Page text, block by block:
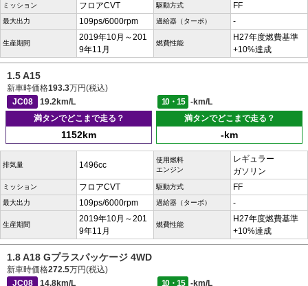
ミッション フロアCVT 駆動方式 FF
最大出力 109ps/6000rpm 過給器（ターボ） -
生産期間
2019年10月～201
9年11月
燃費性能
H27年度燃費基準
+10%達成
1.5 A15
新車時価格193.3万円(税込)
JC08
19.2km/L 10・15
-km/L
満タンでどこまで走る？
1152km
満タンでどこまで走る？
-km
排気量 1496cc
使用燃料
エンジン
レギュラー
ガソリン
ミッション フロアCVT 駆動方式 FF
最大出力 109ps/6000rpm 過給器（ターボ） -
生産期間
2019年10月～201
9年11月
燃費性能
H27年度燃費基準
+10%達成
1.8 A18 Gプラスパッケージ 4WD
新車時価格272.5万円(税込)
JC08
14.8km/L 10・15 -km/L